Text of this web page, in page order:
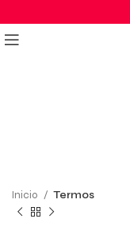
Inicio Termos